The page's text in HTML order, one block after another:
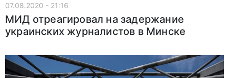
07.08.2020 - 21:16
МИД отреагировал на задержание
украинских журналистов в Минске